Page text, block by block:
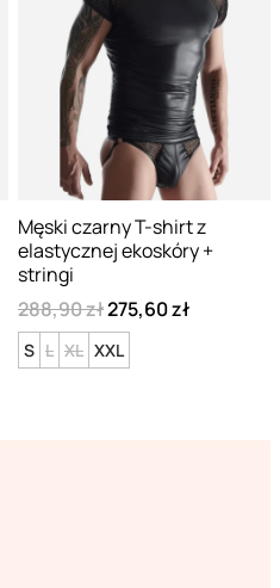
Męski czarny T-shirt z
elastycznej ekoskóry +
stringi
288,90 zł275,60 zł
S L XL XXL